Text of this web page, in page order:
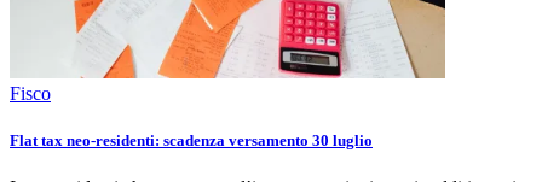
Fisco
Flat tax neo-residenti: scadenza versamento 30 luglio